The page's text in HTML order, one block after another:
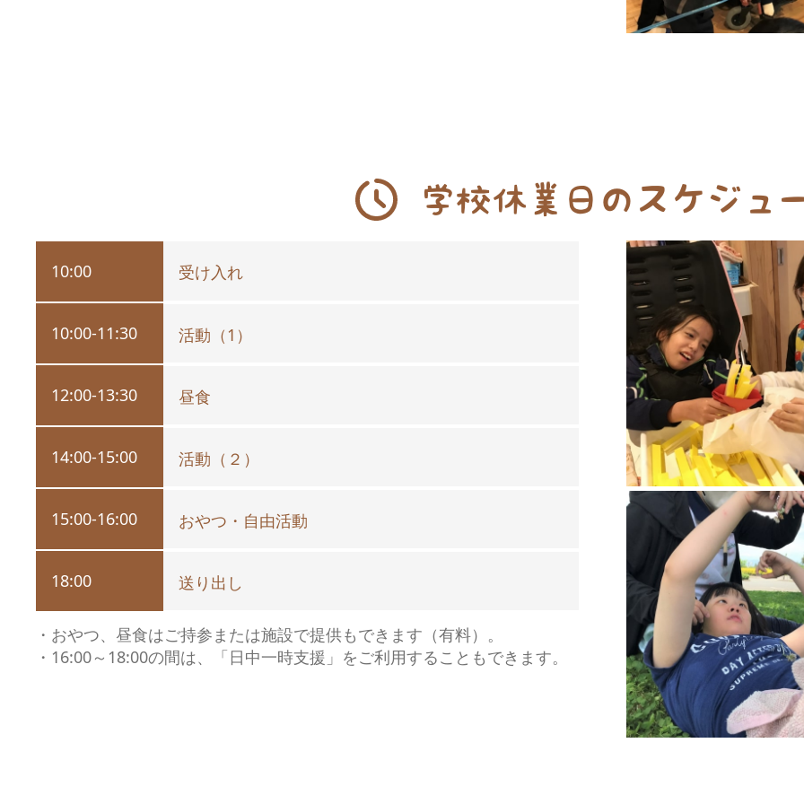
学校休業日のスケジュ
10:00 受け入れ
10:00-11:30 活動（1）
12:00-13:30 昼食
14:00-15:00 活動（２）
15:00-16:00 おやつ・自由活動
18:00 送り出し
・おやつ、昼食はご持参または施設で提供もできます（有料）。
・16:00～18:00の間は、「日中一時支援」をご利用することもできます。